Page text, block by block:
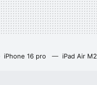
iPhone 16 pro iPad Air